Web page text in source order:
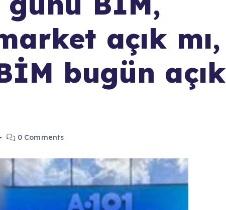
açık mı,
bugün açık
0 Comments